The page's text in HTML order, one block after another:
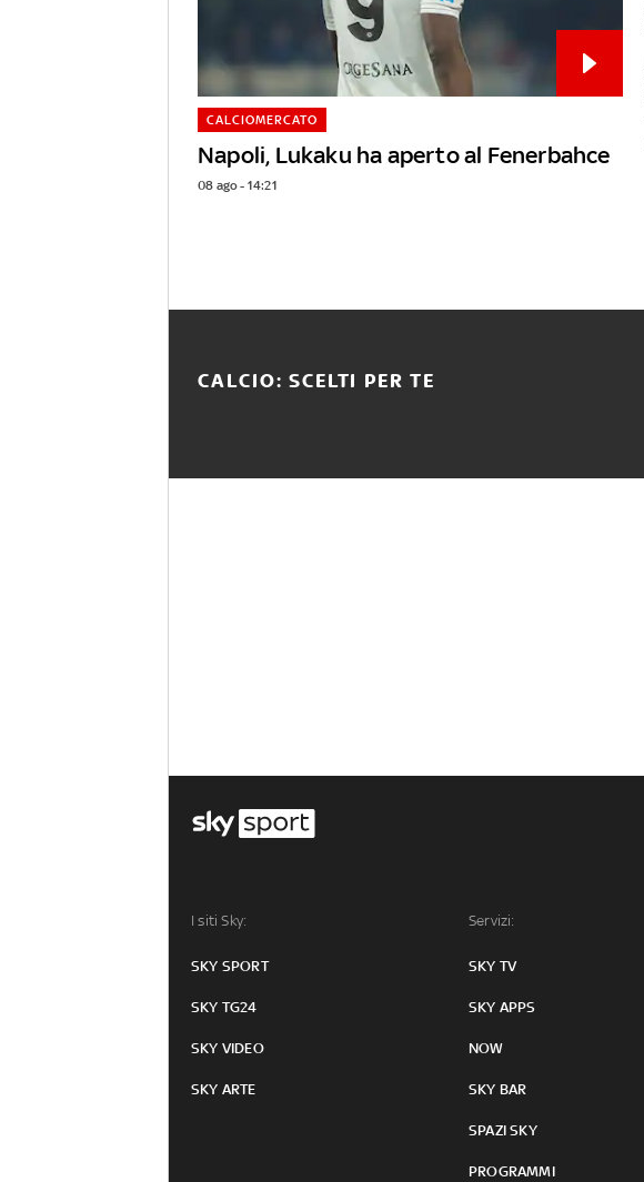
Napoli, Lukaku ha aperto al Fenerbahce
CALCIOMERCATO
08 ago - 14:21
CALCIO: SCELTI PER TE
I siti Sky:
SKY SPORT
SKY TG24
SKY VIDEO
SKY ARTE
Servizi:
SKY TV
SKY APPS
NOW
SKY BAR
SPAZI SKY
PROGRAMMI